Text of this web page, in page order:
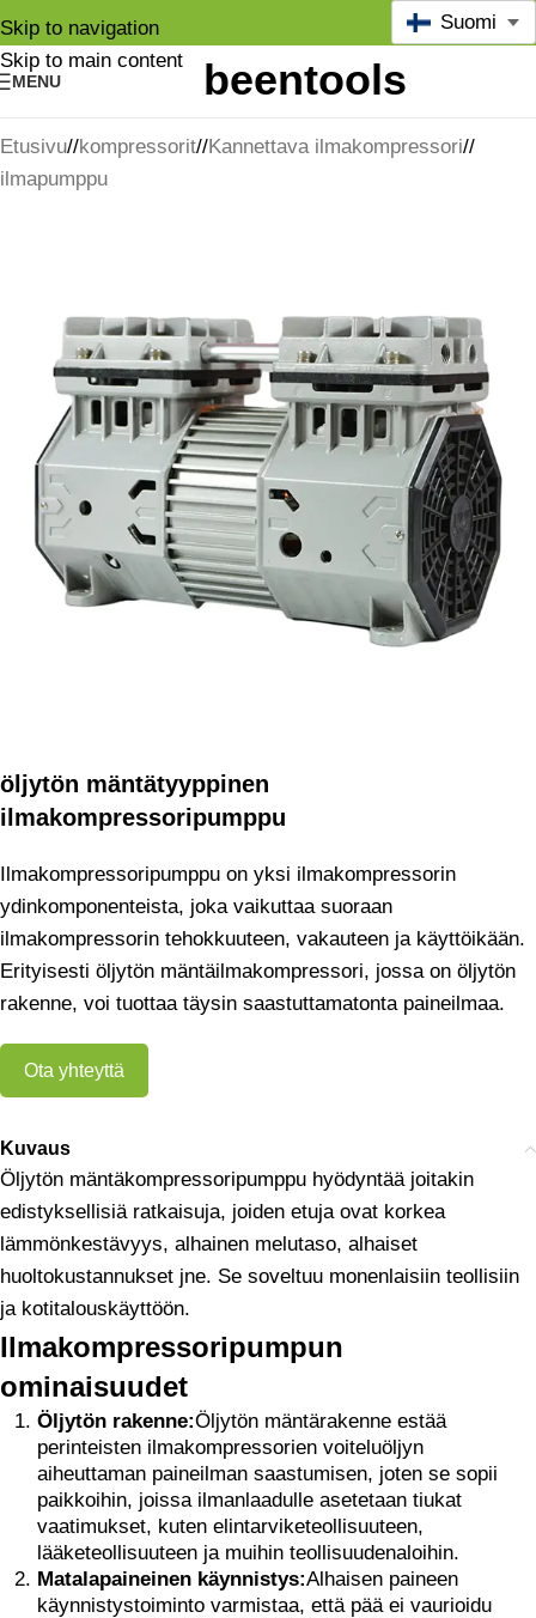
Skip to navigation
Skip to main content
MENU
Suomi
Etusivu/ kompressorit/ Kannettava ilmakompressori/
ilmapumppu
öljytön mäntätyyppinen
ilmakompressoripumppu
Ilmakompressoripumppu on yksi ilmakompressorin
ydinkomponenteista, joka vaikuttaa suoraan
ilmakompressorin tehokkuuteen, vakauteen ja käyttöikään.
Erityisesti öljytön mäntäilmakompressori, jossa on öljytön
rakenne, voi tuottaa täysin saastuttamatonta paineilmaa.
Ota yhteyttä
Kuvaus
Öljytön mäntäkompressoripumppu hyödyntää joitakin
edistyksellisiä ratkaisuja, joiden etuja ovat korkea
lämmönkestävyys, alhainen melutaso, alhaiset
huoltokustannukset jne. Se soveltuu monenlaisiin teollisiin
ja kotitalouskäyttöön.
Ilmakompressoripumpun
ominaisuudet
Öljytön rakenne:Öljytön mäntärakenne estää
perinteisten ilmakompressorien voiteluöljyn
aiheuttaman paineilman saastumisen, joten se sopii
paikkoihin, joissa ilmanlaadulle asetetaan tiukat
vaatimukset, kuten elintarviketeollisuuteen,
lääketeollisuuteen ja muihin teollisuudenaloihin.
Matalapaineinen käynnistys:Alhaisen paineen
käynnistystoiminto varmistaa, että pää ei vaurioidu